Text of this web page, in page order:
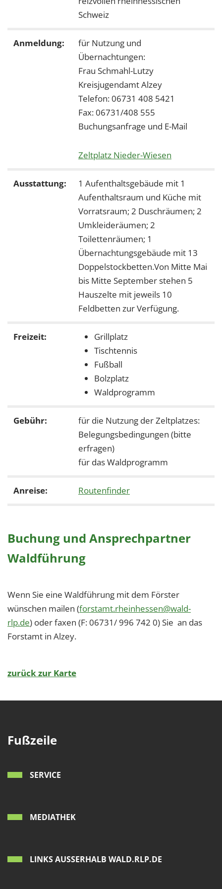
Schweiz
Anmeldung:
für Nutzung und
Übernachtungen:
Frau Schmahl-Lutzy
Kreisjugendamt Alzey
Telefon: 06731 408 5421
Fax: 06731/408 555
Buchungsanfrage und E-Mail
Zeltplatz Nieder-Wiesen
Ausstattung:
1 Aufenthaltsgebäude mit 1
Aufenthaltsraum und Küche mit
Vorratsraum; 2 Duschräumen; 2
Umkleideräumen; 2
Toilettenräumen; 1
Übernachtungsgebäude mit 13
Doppelstockbetten.Von Mitte Mai
bis Mitte September stehen 5
Hauszelte mit jeweils 10
Feldbetten zur Verfügung.
Freizeit:
Grillplatz
Tischtennis
Fußball
Bolzplatz
Waldprogramm
Gebühr:
für die Nutzung der Zeltplatzes:
Belegungsbedingungen (bitte
erfragen)
für das Waldprogramm
Anreise: Routenfinder
Buchung und Ansprechpartner
Waldführung
Wenn Sie eine Waldführung mit dem Förster
wünschen mailen (forstamt.rheinhessen@wald-
rlp.de) oder faxen (F: 06731/ 996 742 0) Sie an das
Forstamt in Alzey.
zurück zur Karte
Fußzeile
SERVICE
MEDIATHEK
LINKS AUSSERHALB WALD.RLP.DE
EXTERNE MEDIEN
Um Inhalte von Videoplattformen und Social Media
Plattformen anzeigen zu können, werden von
diesen externen Medien Cookies gesetzt.